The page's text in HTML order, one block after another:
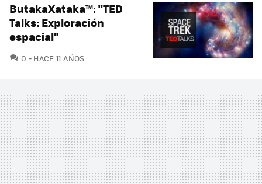
ButakaXataka™: "TED
Talks: Exploración
espacial"
0 COMENTARIOS
HACE 11 AÑOS